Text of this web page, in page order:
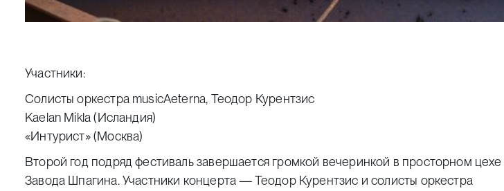
Участники:
Cолисты оркестра musicAeterna, Теодор Курентзис
Kaelan Mikla (Исландия)
«Интурист» (Москва)
Второй год подряд фестиваль завершается громкой вечеринкой в просторном цехе
Завода Шпагина. Участники концерта — Теодор Курентзис и солисты оркестра